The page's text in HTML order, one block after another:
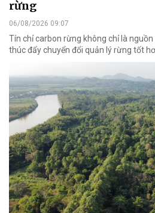
rừng
06/08/2026 09:07
Tín chỉ carbon rừng không chỉ là
thúc đẩy chuyển đổi quản lý rừng tốt